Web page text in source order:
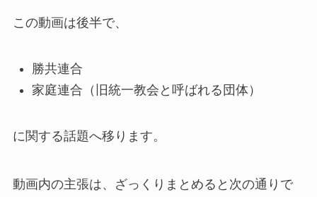
この動画は後半で、
勝共連合
家庭連合（旧統一教会と呼ばれる団体）
に関する話題へ移ります。
動画内の主張は、ざっくりまとめると次の通りで